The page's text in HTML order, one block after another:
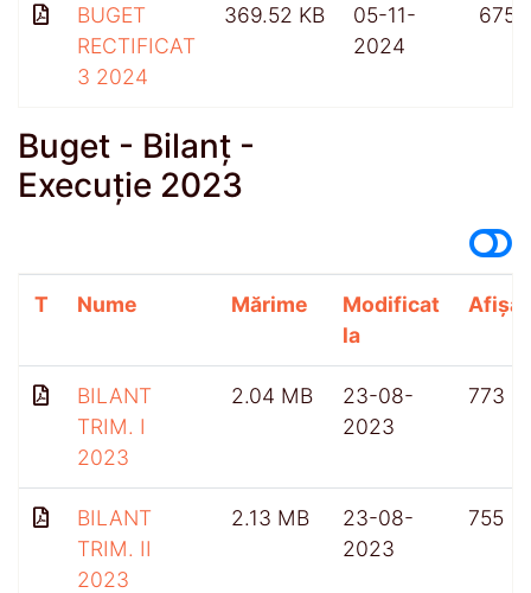
BUGET
RECTIFICAT
3 2024
369.52 KB
05-11-
2024
675
Buget - Bilanț -
Execuție 2023
T Nume Mărime
Modificat
la
BILANT
TRIM. I
2023
2.04 MB
23-08-
2023
773
BILANT
TRIM. II
2023
2.13 MB
23-08-
2023
755